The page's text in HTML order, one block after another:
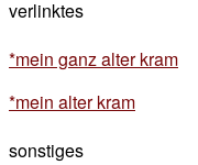
verlinktes
*mein ganz alter kram
*mein alter kram
sonstiges